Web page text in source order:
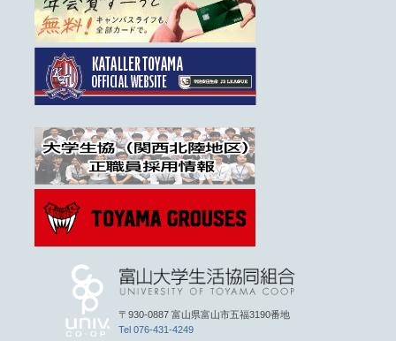
〒930-0887 富山県富山市五福3190番地
Tel 076-431-4249